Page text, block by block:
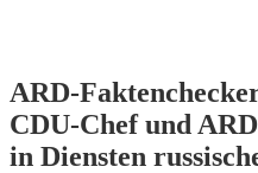
Skip
to
content
ARD-
CDU-Chef und
in Diensten